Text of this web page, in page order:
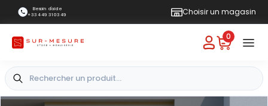
Besoin d'aide
+33 4 49 31 03 49
Choisir un magasin
0